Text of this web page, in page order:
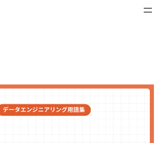
何か分かりやすく解説！日本の企業が対